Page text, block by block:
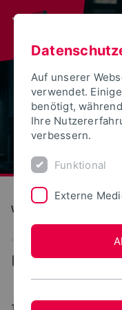
...
17.05.2021
Auf unserer
verwendet.
benötigt,
Ihre
verbessern.
Funktional
Externe